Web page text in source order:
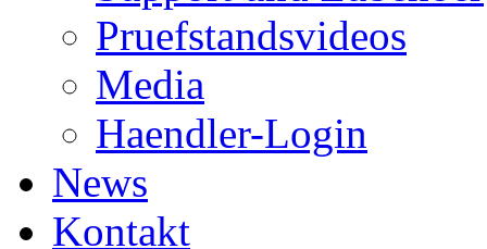
Pruefstandsvideos
Media
Haendler-Login
News
Kontakt